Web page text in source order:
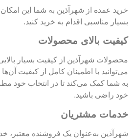
خرید عمده از شهرآذین به شما این
بسیار مناسبی اقدام به خرید کنید.
کیفیت بالای محصولات
محصولات شهرآذین از کیفیت بسیار
می‌توانید با اطمینان کامل از کیفیت آن‌ها
به شما کمک می‌کند تا در انتخاب خود
خود راضی باشید.
خدمات مشتریان
شهرآذین به‌عنوان یک فروشنده معتبر،